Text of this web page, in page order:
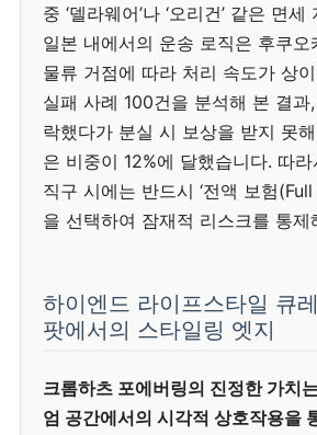
중 ‘델라웨어’나 ‘오리건’ 같은 면
일본 내에서의 운송 로직은 후쿠오
물류 거점에 따라 처리 속도가 상
실패 사례 100건을 분석해 본 결과
락했다가 분실 시 보상을 받지 못
은 비중이 12%에 달했습니다. 따
직구 시에는 반드시 ‘전액 보험
을 선택하여 잠재적 리스크를 통제
하이엔드 라이프스타일 큐
팟에서의 스타일링 엣지
크롬하츠 포에버링의 진정한 가치
엄 공간에서의 시각적 상호작용을